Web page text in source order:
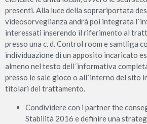
presenti. Alla luce della soprariportata
videosorveglianza andrà poi integrata
interessati inserendo il riferimento al
presso una c. d. Control room e samtliga
individuazione di un apposito incaricato
almeno nel testo dell´informativa
presso le sale gioco o all´interno del sito
titolari del trattamento.
Condividere con i partner the
Stabilità 2016 e definire una